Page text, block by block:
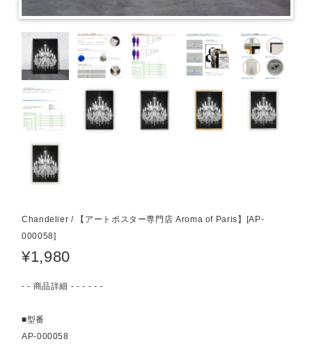
Chandelier / 【アートポスター専門店 Aroma of Paris】[AP-
000058]
¥1,980
- - 商品詳細 - - - - - -
■型番
AP-000058